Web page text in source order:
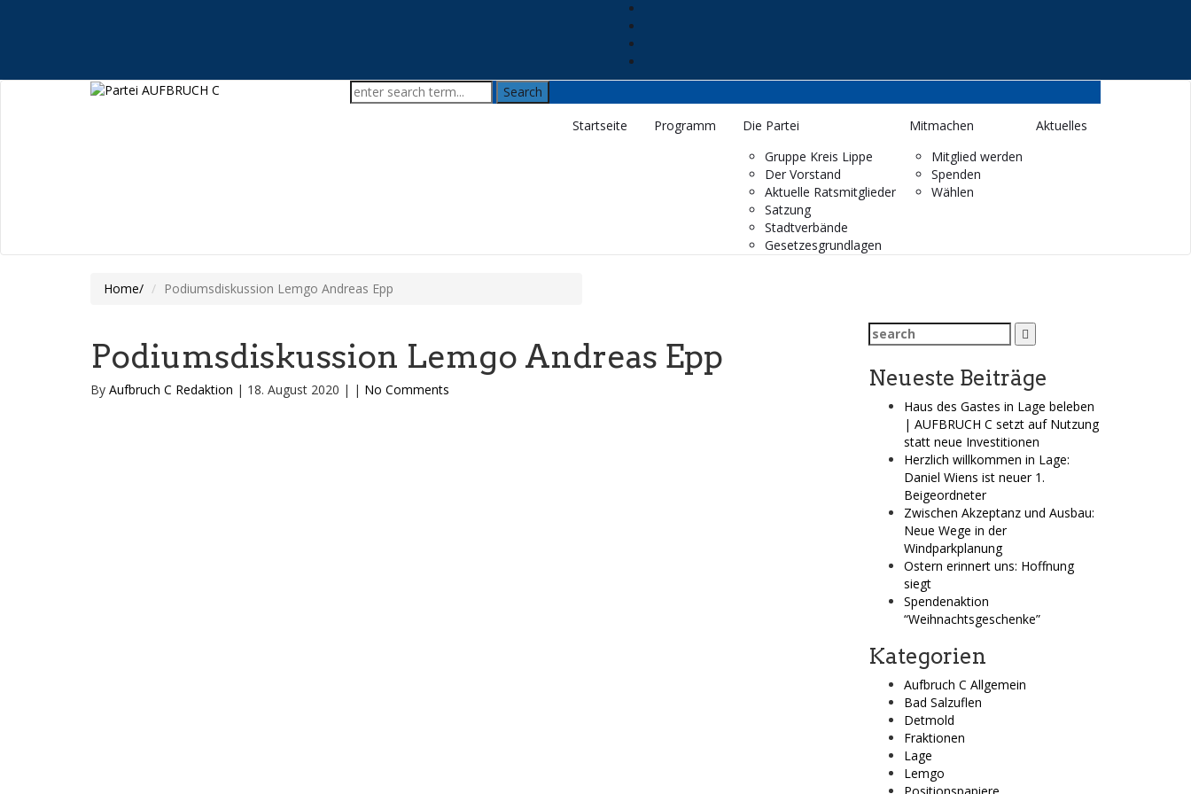
Startseite Programm
Die Partei
Gruppe Kreis Lippe
Der Vorstand
Aktuelle Ratsmitglieder
Satzung
Stadtverbände
Gesetzesgrundlagen
Mitmachen
Mitglied werden
Spenden
Wählen
Aktuelles
Home Podiumsdiskussion Lemgo Andreas Epp
Podiumsdiskussion Lemgo Andreas Epp
By Aufbruch C Redaktion | 18. August 2020 | | No Comments
Search
for:
Neueste Beiträge
Haus des Gastes in Lage beleben
| AUFBRUCH C setzt auf Nutzung
statt neue Investitionen
Herzlich willkommen in Lage:
Daniel Wiens ist neuer 1.
Beigeordneter
Zwischen Akzeptanz und Ausbau:
Neue Wege in der
Windparkplanung
Ostern erinnert uns: Hoffnung
siegt
Spendenaktion
“Weihnachtsgeschenke”
Kategorien
Aufbruch C Allgemein
Bad Salzuflen
Detmold
Fraktionen
Lage
Lemgo